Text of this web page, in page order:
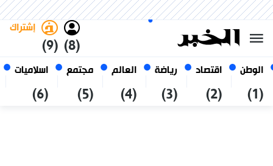
الوطن
(1)
اقتصاد
(2)
رياضة
(3)
العالم
(4)
مجتمع
(5)
اسلاميات
(6)
(8)
إشتراك
(9)
أغسطس 2026
الجزائر